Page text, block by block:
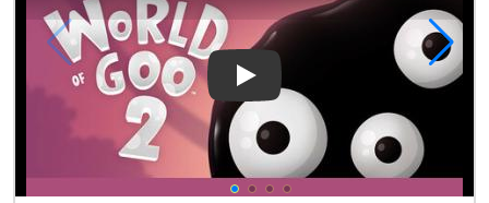
Play Video: World of Goo 2